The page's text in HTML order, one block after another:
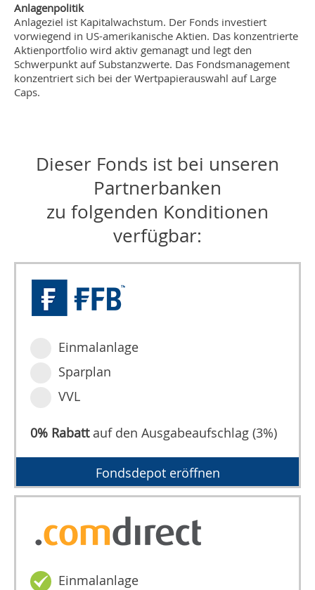
Anlagenpolitik
Anlageziel ist Kapitalwachstum. Der Fonds investiert
vorwiegend in US-amerikanische Aktien. Das konzentrierte
Aktienportfolio wird aktiv gemanagt und legt den
Schwerpunkt auf Substanzwerte. Das Fondsmanagement
konzentriert sich bei der Wertpapierauswahl auf Large
Caps.
Dieser Fonds ist bei unseren
Partnerbanken
zu folgenden Konditionen
verfügbar:
Einmalanlage
Sparplan
VVL
0% Rabattauf den Ausgabeaufschlag (3%)
Fondsdepot eröffnen
Einmalanlage